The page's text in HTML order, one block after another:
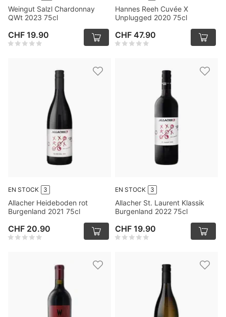
Weingut Salzl Chardonnay
QWt 2023 75cl
CHF 19.90
Hannes Reeh Cuvée X
Unplugged 2020 75cl
CHF 47.90
EN STOCK 3
Allacher Heideboden rot
Burgenland 2021 75cl
CHF 20.90
EN STOCK 3
Allacher St. Laurent Klassik
Burgenland 2022 75cl
CHF 19.90